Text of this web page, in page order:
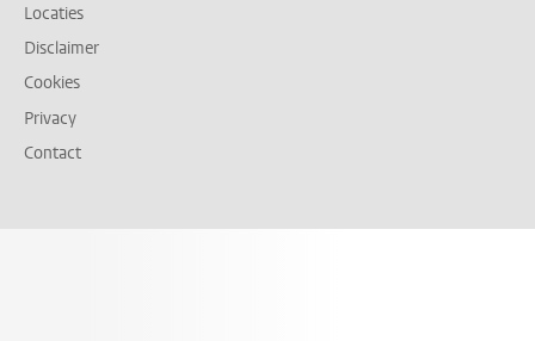
Locaties
Disclaimer
Cookies
Privacy
Contact